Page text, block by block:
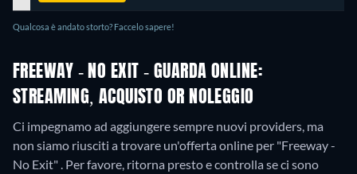
Qualcosa è andato storto? Faccelo sapere!
FREEWAY - NO EXIT - GUARDA ONLINE:
STREAMING, ACQUISTO OR NOLEGGIO
Ci impegnamo ad aggiungere sempre nuovi providers, ma
non siamo riusciti a trovare un'offerta online per "Freeway -
No Exit" . Per favore, ritorna presto e controlla se ci sono